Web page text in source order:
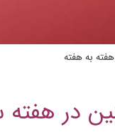
به هفته
در هفته